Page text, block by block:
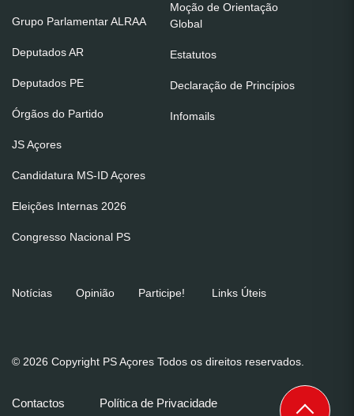
Grupo Parlamentar ALRAA
Deputados AR
Deputados PE
Órgãos do Partido
JS Açores
Candidatura MS-ID Açores
Eleições Internas 2026
Congresso Nacional PS
Moção de Orientação
Global
Estatutos
Declaração de Princípios
Infomails
Notícias Opinião Participe! Links Úteis
© 2026 Copyright PS Açores Todos os direitos reservados.
Contactos Política de Privacidade